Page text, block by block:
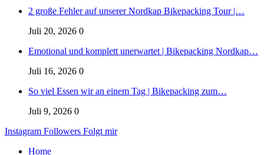
2 große Fehler auf unserer Nordkap Bikepacking Tour |…
Juli 20, 2026 0
Emotional und komplett unerwartet | Bikepacking Nordkap…
Juli 16, 2026 0
So viel Essen wir an einem Tag | Bikepacking zum…
Juli 9, 2026 0
Instagram Followers Folgt mir
Home